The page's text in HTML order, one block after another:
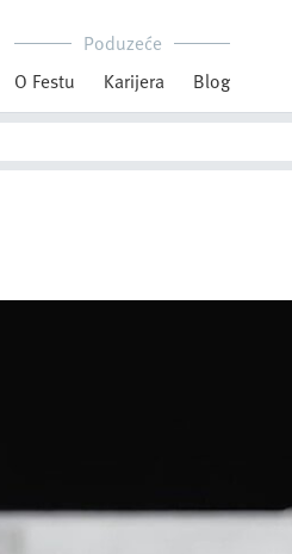
Poduzeće
O Festu
Karijera Blog